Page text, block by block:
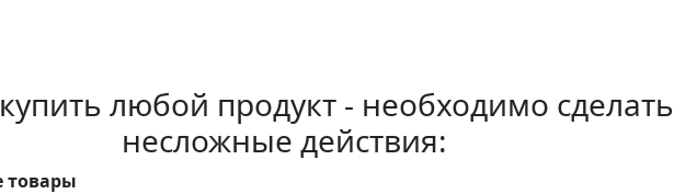
любой продукт - необходимо сделать
несложные действия:
товары